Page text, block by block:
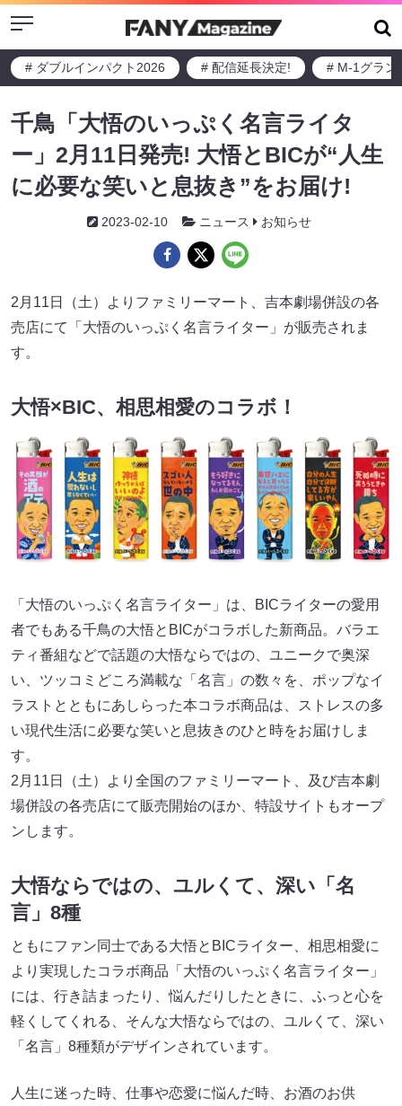
Menu
# ダブルインパクト2026 # 配信延長決定! # M-1グラン
千鳥「大悟のいっぷく名言ライタ
ー」2月11日発売! 大悟とBICが“人生
に必要な笑いと息抜き”をお届け!
2023-02-10 ニュース お知らせ
2月11日（土）よりファミリーマート、吉本劇場併設の各
売店にて「大悟のいっぷく名言ライター」が販売されま
す。
大悟×BIC、相思相愛のコラボ！
「大悟のいっぷく名言ライター」は、BICライターの愛用
者でもある千鳥の大悟とBICがコラボした新商品。バラエ
ティ番組などで話題の大悟ならではの、ユニークで奥深
い、ツッコミどころ満載な「名言」の数々を、ポップなイ
ラストとともにあしらった本コラボ商品は、ストレスの多
い現代生活に必要な笑いと息抜きのひと時をお届けしま
す。
2月11日（土）より全国のファミリーマート、及び吉本劇
場併設の各売店にて販売開始のほか、特設サイトもオープ
ンします。
大悟ならではの、ユルくて、深い「名
言」8種
ともにファン同士である大悟とBICライター、相思相愛に
より実現したコラボ商品「大悟のいっぷく名言ライター」
には、行き詰まったり、悩んだりしたときに、ふっと心を
軽くしてくれる、そんな大悟ならではの、ユルくて、深い
「名言」8種類がデザインされています。
人生に迷った時、仕事や恋愛に悩んだ時、お酒のお供